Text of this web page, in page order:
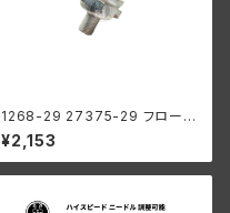
1268-29 27375-29 フロート
ボール ロックナット ハーレーダ
ビッドソン 全モデル 白メッキ
¥2,153